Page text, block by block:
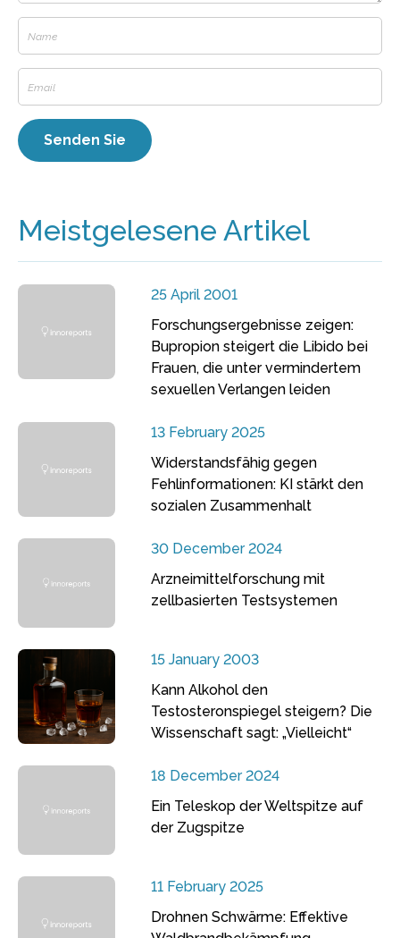
Meistgelesene Artikel
25 April 2001
Forschungsergebnisse zeigen:
Bupropion steigert die Libido bei
Frauen, die unter vermindertem
sexuellen Verlangen leiden
13 February 2025
Widerstandsfähig gegen
Fehlinformationen: KI stärkt den
sozialen Zusammenhalt
30 December 2024
Arzneimittelforschung mit
zellbasierten Testsystemen
15 January 2003
Kann Alkohol den
Testosteronspiegel steigern? Die
Wissenschaft sagt: „Vielleicht“
18 December 2024
Ein Teleskop der Weltspitze auf
der Zugspitze
11 February 2025
Drohnen Schwärme: Effektive